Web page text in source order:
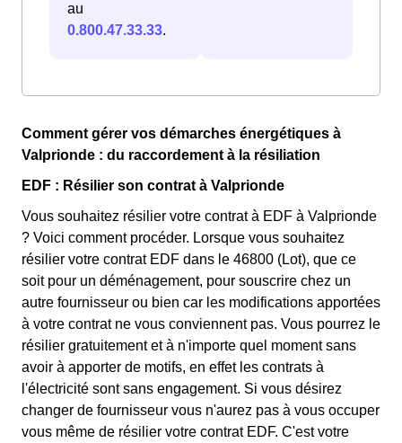
au
0.800.47.33.33.
Comment gérer vos démarches énergétiques à
Valprionde : du raccordement à la résiliation
EDF : Résilier son contrat à Valprionde
Vous souhaitez résilier votre contrat à EDF à Valprionde
? Voici comment procéder. Lorsque vous souhaitez
résilier votre contrat EDF dans le 46800 (Lot), que ce
soit pour un déménagement, pour souscrire chez un
autre fournisseur ou bien car les modifications apportées
à votre contrat ne vous conviennent pas. Vous pourrez le
résilier gratuitement et à n'importe quel moment sans
avoir à apporter de motifs, en effet les contrats à
l'électricité sont sans engagement. Si vous désirez
changer de fournisseur vous n'aurez pas à vous occuper
vous même de résilier votre contrat EDF. C'est votre